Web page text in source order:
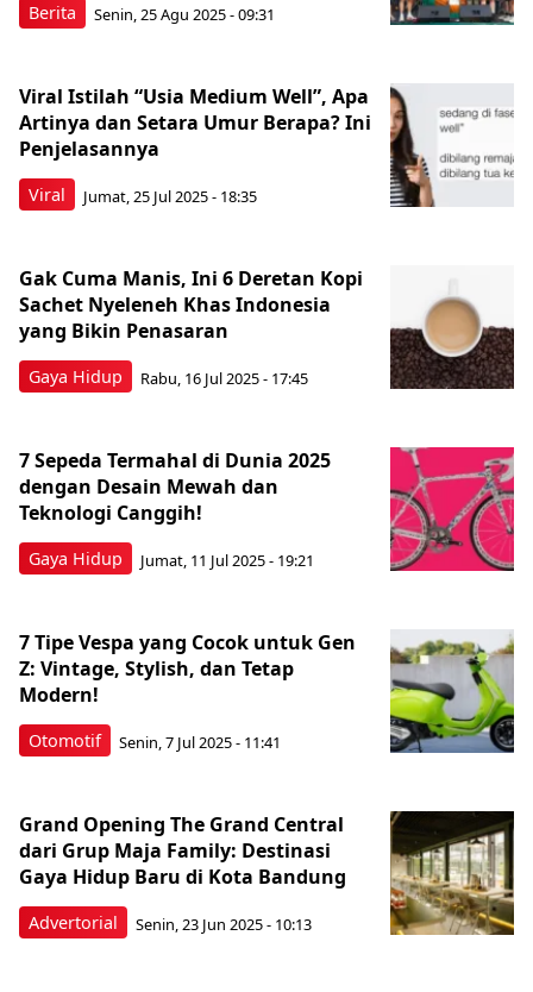
Berita Senin, 25 Agu 2025 - 09:31
Viral
Viral Istilah “Usia Medium Well”, Apa
Artinya dan Setara Umur Berapa? Ini
Penjelasannya
Jumat, 25 Jul 2025 - 18:35
Gaya Hidup
Gak Cuma Manis, Ini 6 Deretan Kopi
Sachet Nyeleneh Khas Indonesia
yang Bikin Penasaran
Rabu, 16 Jul 2025 - 17:45
Gaya Hidup
7 Sepeda Termahal di Dunia 2025
dengan Desain Mewah dan
Teknologi Canggih!
Jumat, 11 Jul 2025 - 19:21
Otomotif
7 Tipe Vespa yang Cocok untuk Gen
Z: Vintage, Stylish, dan Tetap
Modern!
Senin, 7 Jul 2025 - 11:41
Advertorial
Grand Opening The Grand Central
dari Grup Maja Family: Destinasi
Gaya Hidup Baru di Kota Bandung
Senin, 23 Jun 2025 - 10:13